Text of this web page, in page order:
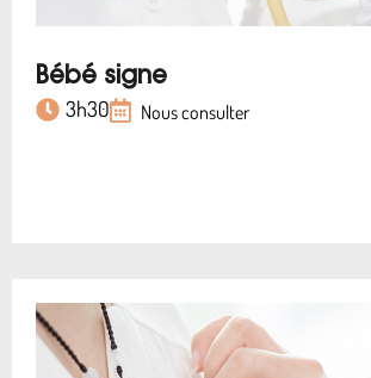
Bébé signe
3h30 Nous consulter